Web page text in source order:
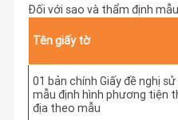
Đối với sao và thẩm định
Tên giấy tờ
01 bản chính Giấy đề nghị sử
mẫu định hình phương tiện
địa theo mẫu